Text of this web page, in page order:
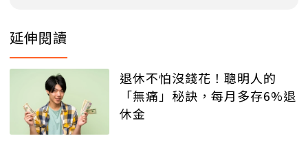
延伸閱讀
退休不怕沒錢花！聰明人的
「無痛」秘訣，每月多存6%退
休金